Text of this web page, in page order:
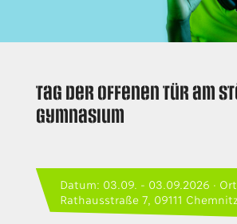
Tag der offenen Tür am
Gymnasium
Datum: 03.09. - 03.09.2026 ·
Rathausstraße 7, 09111 Chemnitz